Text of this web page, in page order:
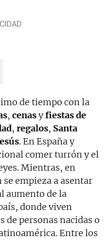
de tiempo con la
, cenasyfiestas de
, regalos, Santa
. En España y
comer turrón y el
Mientras, en
empieza a asentar
aumento de la
donde viven
de personas nacidas o
Entre los